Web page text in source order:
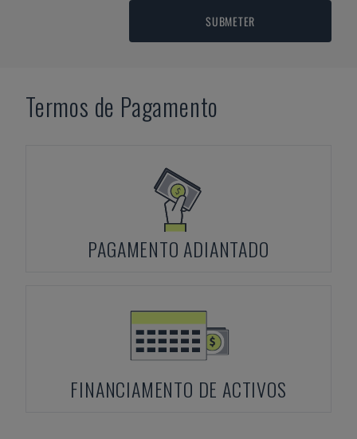
SUBMETER
Termos de Pagamento
PAGAMENTO ADIANTADO
FINANCIAMENTO DE ACTIVOS